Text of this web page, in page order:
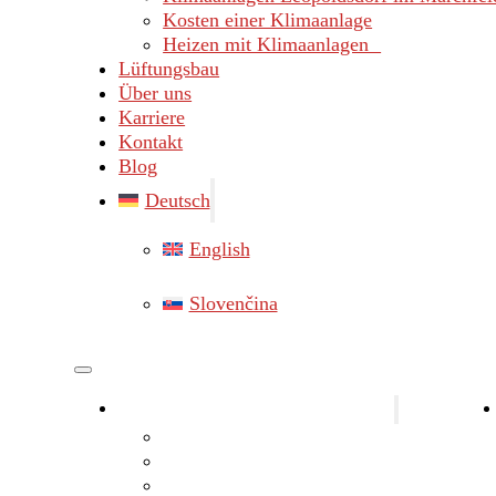
Kosten einer Klimaanlage
Heizen mit Klimaanlagen
Lüftungsbau
Über uns
Karriere
Kontakt
Blog
Deutsch
English
Slovenčina